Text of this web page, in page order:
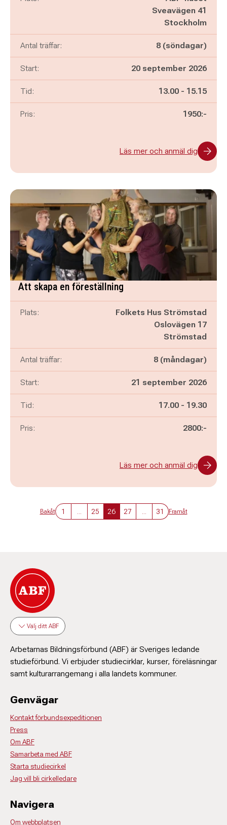
Sveavägen 41
Stockholm
Antal träffar: 8 (söndagar)
Start: 20 september 2026
Tid: Pågår mellan
13.00 - och
15.15
Pris: 1950:-
Läs mer och anmäl dig
Att skapa en föreställning
Plats:
Folkets Hus Strömstad
Oslovägen 17
Strömstad
Antal träffar: 8 (måndagar)
Start: 21 september 2026
Tid: Pågår mellan
17.00 - och
19.30
Pris: 2800:-
Läs mer och anmäl dig
Bakåt 1 25 26 27 31 Framåt
Välj ditt ABF
Arbetarnas Bildningsförbund (ABF) är Sveriges ledande
studieförbund. Vi erbjuder studiecirklar, kurser, föreläsningar
samt kulturarrangemang i alla landets kommuner.
Genvägar
Kontakt förbundsexpeditionen
Press
Om ABF
Samarbeta med ABF
Starta studiecirkel
Jag vill bli cirkelledare
Navigera
Om webbplatsen